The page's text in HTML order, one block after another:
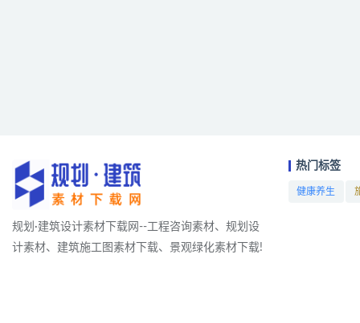
规划·建筑设计素材下载网--工程咨询素材、规划设
计素材、建筑施工图素材下载、景观绿化素材下载!
热门标签
健康养生